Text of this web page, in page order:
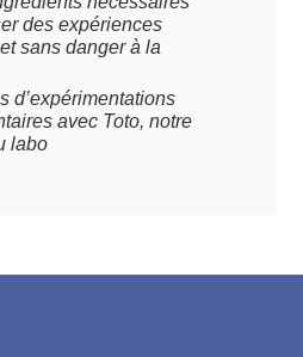
des expériences
sans danger à la
d’expérimentations
avec Toto, notre
labo